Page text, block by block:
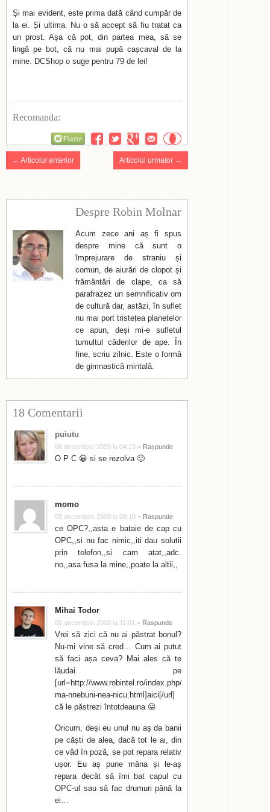
Și mai evident, este prima dată când cumpăr de
la ei. Și ultima. Nu o să accept să fiu tratat ca
un prost. Așa că pot, din partea mea, să se
lingă pe bot, că nu mai pupă cașcaval de la
mine. DCShop o suge pentru 79 de lei!
Recomanda:
← Articolul anterior Articolul urmator →
Despre Robin Molnar
Acum zece ani aș fi spus
despre mine că sunt o
împrejurare de straniu și
comun, de aiurări de clopot și
frământări de clape, ca să
parafrazez un semnificativ om
de cultură dar, astăzi, în suflet
nu mai port tristețea planetelor
ce apun, deși mi-e sufletul
tumultul căderilor de ape. În
fine, scriu zilnic. Este o formă
de gimnastică mintală.
18 Comentarii
puiutu
08 decembrie 2009 la 04:29 - Raspunde
O P C 😀 si se rezolva 🙂
momo
08 decembrie 2009 la 08:10 - Raspunde
ce OPC?,,asta e bataie de cap cu
OPC,,si nu fac nimic,,iti dau solutii
prin telefon,,si cam atat,,adc.
no,,asa fusa la mine,,poate la altii,,
Mihai Todor
08 decembrie 2009 la 11:01 - Raspunde
Vrei să zici că nu ai păstrat bonul?
Nu-mi vine să cred… Cum ai putut
să faci așa ceva? Mai ales că te
lăudai pe
[url=http://www.robintel.ro/index.php/blog/rusinica/nu-
ma-nnebuni-nea-nicu.html]aici[/url]
că le păstrezi întotdeauna 😛
Oricum, deși eu unul nu aș da banii
pe căști de alea, dacă tot le ai, din
ce văd în poză, se pot repara relativ
ușor. Eu aș pune mâna și le-aș
repara decât să îmi bat capul cu
OPC-ul sau să fac drumuri până la
ei…